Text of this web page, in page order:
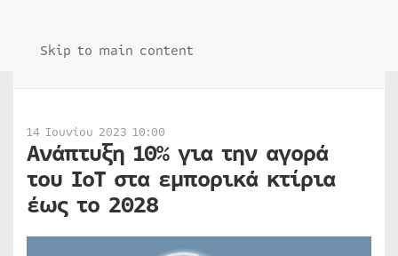
Skip to main content
14 Ιουνίου 2023 10:00
Ανάπτυξη 10% για την αγορά
του IoT στα εμπορικά κτίρια
έως το 2028